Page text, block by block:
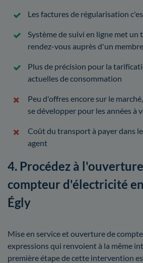
Les factures de régularisation
Système de suivi en ligne met un
rendez-vous auprès d'un
Plus de précision pour la
actuelles de consommation
Peu d'offres encore sur le
se développer pour les années à
Coût du transport à payer dans
agent
4. Procédez à
compteur d'électricité
Égly
Mise en service et ouverture de
expressions qui renvoient à la même
première étape de cette intervention